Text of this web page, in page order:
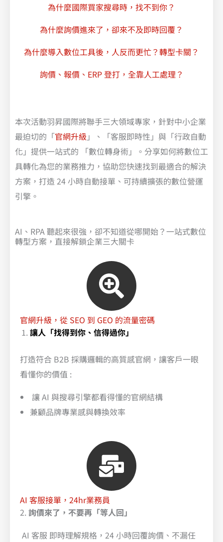
為什麼國際買家搜尋時，找不到你？​
為什麼詢價進來了，卻來不及即時回覆？
為什麼導入數位工具後，人反而更忙？轉型卡關？
詢價、報價、ERP 登打，全靠人工處理？
本次活動羽昇國際將聯手三大領域專家，針對中小企業
最迫切的「官網升級 」、「客服即時性」與「行政自動
化」提供一站式的 「數位轉身術」。分享如何將數位工
具轉化為您的業務推力，協助您快速找到最適合的解決
方案，打造 24 小時自動接單、可持續擴張的數位營運
引擎。
AI、RPA 聽起來很強，卻不知道從哪開始？一站式數位
轉型方案，直接解鎖企業三大關卡 ​
官網升級，從 SEO 到 GEO 的流量密碼
讓人「找得到你、信得過你」
打造符合 B2B 採購邏輯的高質感官網，讓客戶一眼
看懂你的價值 :
讓 AI 與搜尋引擎都看得懂的官網結構
兼顧品牌專業感與轉換效率
AI 客服接單，24hr業務員
2. 詢價來了，不要再「等人回」
AI 客服 即時理解規格，24 小時回覆詢價、不漏任